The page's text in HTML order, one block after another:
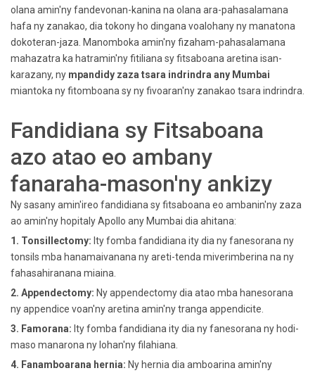
olana amin'ny fandevonan-kanina na olana ara-pahasalamana
hafa ny zanakao, dia tokony ho dingana voalohany ny manatona
dokoteran-jaza. Manomboka amin'ny fizaham-pahasalamana
mahazatra ka hatramin'ny fitiliana sy fitsaboana aretina isan-
karazany, ny mpandidy zaza tsara indrindra any Mumbai
miantoka ny fitomboana sy ny fivoaran'ny zanakao tsara indrindra.
Fandidiana sy Fitsaboana
azo atao eo ambany
fanaraha-mason'ny ankizy
Ny sasany amin'ireo fandidiana sy fitsaboana eo ambanin'ny zaza
ao amin'ny hopitaly Apollo any Mumbai dia ahitana:
1. Tonsillectomy: Ity fomba fandidiana ity dia ny fanesorana ny
tonsils mba hanamaivanana ny areti-tenda miverimberina na ny
fahasahiranana miaina.
2. Appendectomy: Ny appendectomy dia atao mba hanesorana
ny appendice voan'ny aretina amin'ny tranga appendicite.
3. Famorana: Ity fomba fandidiana ity dia ny fanesorana ny hodi-
maso manarona ny lohan'ny filahiana.
4. Fanamboarana hernia: Ny hernia dia amboarina amin'ny